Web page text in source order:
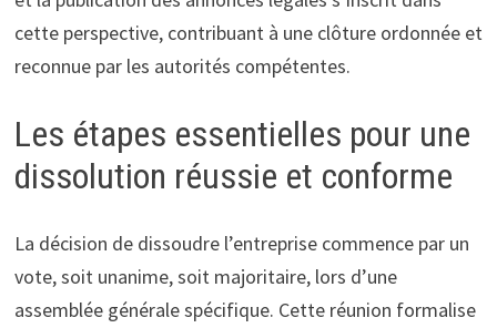
cette perspective, contribuant à une clôture ordonnée et
reconnue par les autorités compétentes.
Les étapes essentielles pour une
dissolution réussie et conforme
La décision de dissoudre l’entreprise commence par un
vote, soit unanime, soit majoritaire, lors d’une
assemblée générale spécifique. Cette réunion formalise